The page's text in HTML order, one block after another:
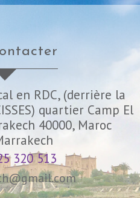
en RDC, (derrière la
quartier Camp El
40000, Maroc
320 513